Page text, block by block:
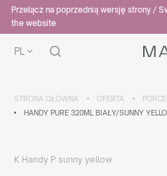
Przełącz na poprzednią wersję strony /
the website
PL
STRONA GŁÓWNA OFERTA
HANDY PURE 320ML BIAŁY/SUNNY
K Handy P sunny yellow